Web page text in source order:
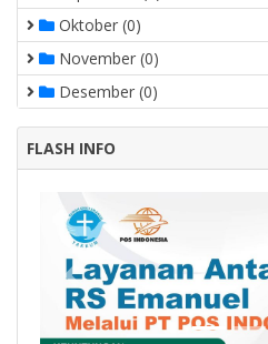
Oktober (0)
November (0)
Desember (0)
FLASH INFO
Previous